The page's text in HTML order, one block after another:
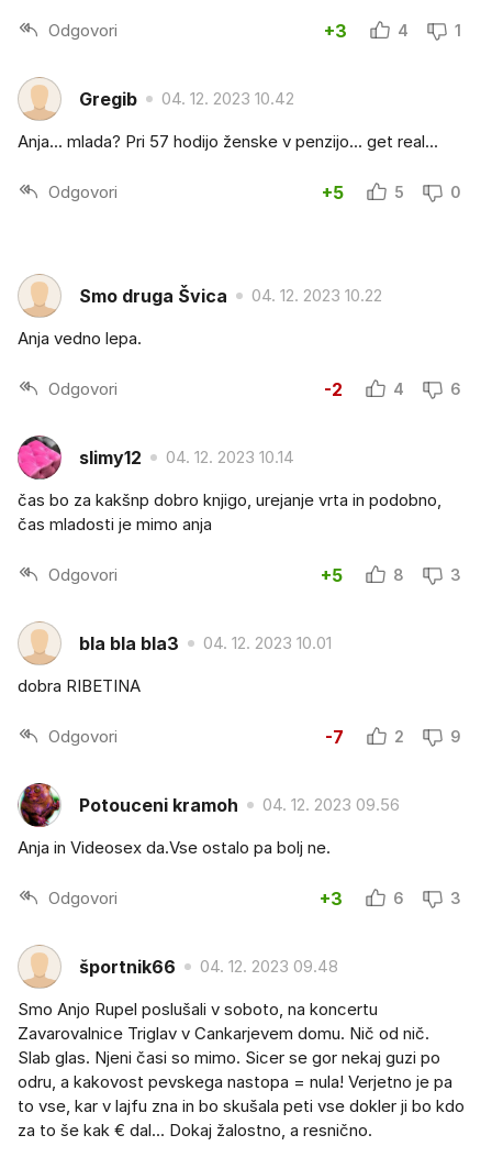
Odgovori +3 4 1
Gregib 04. 12. 2023 10.42
Anja... mlada? Pri 57 hodijo ženske v penzijo... get real...
Odgovori +5 5 0
Smo druga Švica 04. 12. 2023 10.22
Anja vedno lepa.
Odgovori -2 4 6
slimy12 04. 12. 2023 10.14
čas bo za kakšnp dobro knjigo, urejanje vrta in podobno,
čas mladosti je mimo anja
Odgovori +5 8 3
bla bla bla3 04. 12. 2023 10.01
dobra RIBETINA
Odgovori -7 2 9
Potouceni kramoh 04. 12. 2023 09.56
Anja in Videosex da.Vse ostalo pa bolj ne.
Odgovori +3 6 3
športnik66 04. 12. 2023 09.48
Smo Anjo Rupel poslušali v soboto, na koncertu
Zavarovalnice Triglav v Cankarjevem domu. Nič od nič.
Slab glas. Njeni časi so mimo. Sicer se gor nekaj guzi po
odru, a kakovost pevskega nastopa = nula! Verjetno je pa
to vse, kar v lajfu zna in bo skušala peti vse dokler ji bo kdo
za to še kak € dal... Dokaj žalostno, a resnično.